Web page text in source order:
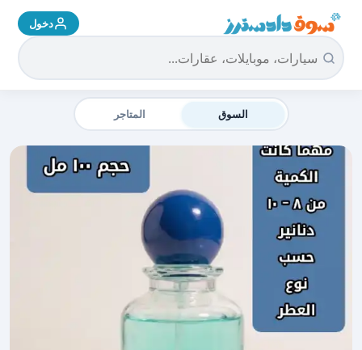
سوق دادسترز الرئيسية دخول
السوق المتاجر